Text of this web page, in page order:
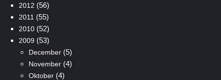
2012 (56)
2011 (55)
2010(52)
2009 (53)
December(5)
November(4)
Oktober(4)